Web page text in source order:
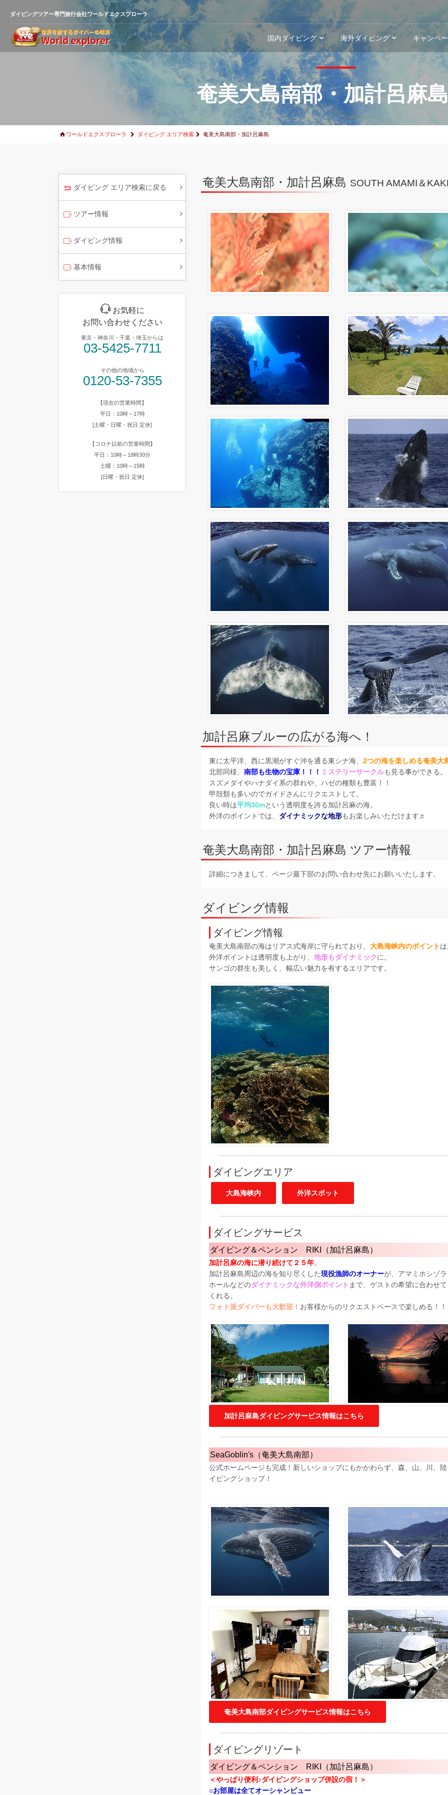
奄美大島南部・加計呂麻
ワールドエクスプローラ ダイビング エリア検索 奄美大島南部・加計呂麻島
ダイビング エリア検索に戻る
ツアー情報
ダイビング情報
基本情報
お気軽に
お問い合わせください
東京・神奈川・千葉・埼玉からは
03-5425-7711
その他の地域から
0120-53-7355
【現在の営業時間】
平日：10時～17時
[土曜・日曜・祝日 定休]
【コロナ以前の営業時間】
平日：10時～18時30分
土曜：10時～15時
[日曜・祝日 定休]
奄美大島南部・加計呂麻島 SOUTH AMAMI＆
加計呂麻ブルーの広がる海へ！
東に太平洋、西に黒潮がすぐ沖を通る東シナ海、 2つの海を楽しめる奄美大
北部同様、 南部も生物の宝庫！！！ ミステリーサークルも見る事ができる。
スズメダイやハナダイ系の群れや、ハゼの種類も豊富！！
甲殻類も多いのでガイドさんにリクエストして。
良い時は平均30mという透明度を誇る加計呂麻の海。
外洋のポイントでは、 ダイナミックな地形もお楽しみいただけます♬
奄美大島南部・加計呂麻島 ツアー情報
詳細につきまして、ページ最下部のお問い合わせ先にお願いいたします。
ダイビング情報
ダイビング情報
奄美大島南部の海はリアス式海岸に守られており、 大島海峡内のポイント
外洋ポイントは透明度も上がり、 地形もダイナミックに。
サンゴの群生も美しく、幅広い魅力を有するエリアです。
ダイビングエリア
大島海峡内 外洋スポット
ダイビングサービス
ダイビング＆ペンション RIKI（加計呂麻島）
加計呂麻の海に潜り続けて２５年。
加計呂麻島周辺の海を知り尽くした現役漁師のオーナーが、アマミホシゾ
ホールなどのダイナミックな外洋側ポイント まで、ゲストの希望に合わせ
くれる。
フォト派ダイバーも大歓迎！ お客様からのリクエストベースで楽しめる！！
加計呂麻島ダイビングサービス情報はこちら
SeaGoblin's（奄美大島南部）
公式ホームページも完成！新しいショップにもかかわらず、森、山、川、
イビングショップ！
奄美大島南部ダイビングサービス情報はこちら
ダイビングリゾート
ダイビング＆ペンション RIKI（加計呂麻島）
＜やっぱり便利♪ダイビングショップ併設の宿！＞
○お部屋は全てオーシャンビュー
ダイビングツアー専門旅行会社ワールドエクスプローラ
国内ダイビング 海外ダイビング キャンペ